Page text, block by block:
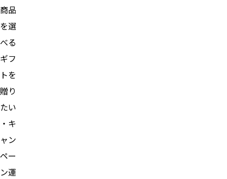
商品
を選
べる
ギフ
トを
贈り
たい
・キ
ャン
ペー
ン運